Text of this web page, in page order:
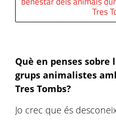
Tres
Què en penses sobre
grups animalistes
Tres Tombs?
Jo crec que és